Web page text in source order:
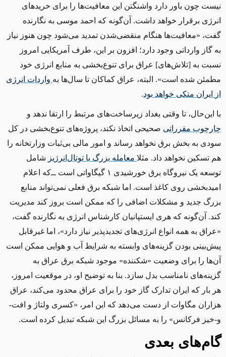
نیست چون باور دارد واشنگتن این معافیت‌ها را برای خریدهای
انرژی برقرار خواهد داشت. آن‌گونه که احمد موسی به نگارنده
گفت، «معافیت‌ها هنگام منقضی‌شدن تمدید می‌شود چون هنوز نیاز
به گاز وارداتی وجود دارد؛ افزون بر این، طرف آمریکایی امروز
نسبت به [تلاش‌های] عراق برای تنوع‌بخشی به منابع انرژی خود
مطمئن شده است». البته، عراق کماکان تا سال‌ها به واردات انرژی
از
ایران متکی خواهد بود.
با این‌حال، تا وقتی بغداد زیرساخت‌های مرتبط را ارتقا ندهد و
چارچوب مقرراتی صحیحی اتخاذ نکند، پروژه‌های تنوع‌بخشی در کل
سودی به بخش برق نخواهد رساند و امور مالی بی‌ثبات وزارتخانه را
هم تسکین نخواهد داد. مثلا معامله بزرگ با توتال انرژیز شامل
توسعه یک نیروگاه برق خورشیدی ۱ گیگاواتی است ‌ــ‌که اعلام
امیدبخشی روی کاغذ است. اما شبکه برق فعلی نمی‌تواند منابع
بزرگ جدید و مشکلات اضافی را که ممکن است بروز کند مدیریت
کند. آن‌گونه که هری ایستپانیان کارشناس انرژی به نگارنده گفت،
«عراق به همه انواع انرژی‌های تجدیدپذیر نیاز دارد»، اما غیرقابل
پیش‌بینی بودن گزینه‌های وابسته به شرایط آب و هوایی ممکن است
آن‌ها را برای وضعیت «شکننده» موجود شبکه برق عراق به
گزینه‌های نامناسب بدل سازد. بنا به توضیح او، در موقعیت امروز،
هر بار که ایران تدارک گاز خود را برای عراق محدود می‌کند، عراق
هزاران مگاوات از دست می‌دهد که این امر، «کسری ولتاژ و افت‌-
و-خیز فرکانس» را به مسائل بزرگ این شبکه تبدیل کرده است.
گام‌های بعدی